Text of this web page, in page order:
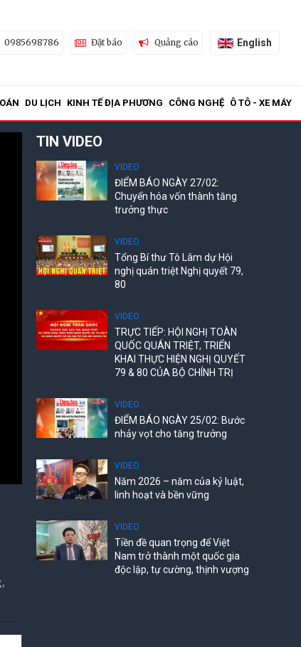
0985698786 Đặt báo Quảng cáo English
DU LỊCH KINH TẾ ĐỊA PHƯƠNG CÔNG NGHỆ Ô TÔ - XE MÁY
TIN VIDEO
VIDEO
ĐIỂM BÁO NGÀY 27/02:
Chuyển hóa vốn thành tăng
trưởng thực
VIDEO
Tổng Bí thư Tô Lâm dự Hội
nghị quán triệt Nghị quyết 79,
80
VIDEO
TRỰC TIẾP: HỘI NGHỊ TOÀN
QUỐC QUÁN TRIỆT, TRIỂN
KHAI THỰC HIỆN NGHỊ QUYẾT
79 & 80 CỦA BỘ CHÍNH TRỊ
VIDEO
ĐIỂM BÁO NGÀY 25/02: Bước
nhảy vọt cho tăng trưởng
VIDEO
Năm 2026 – năm của kỷ luật,
linh hoạt và bền vững
VIDEO
Tiền đề quan trọng để Việt
Nam trở thành một quốc gia
độc lập, tự cường, thịnh vượng